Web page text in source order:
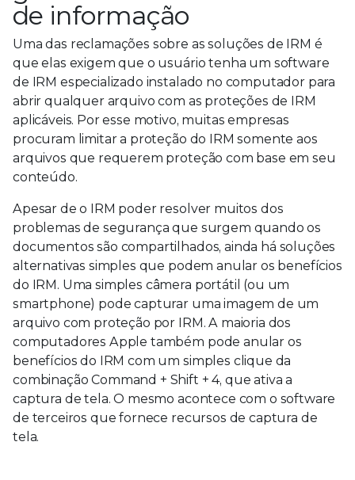
de informação
Uma das reclamações sobre as soluções de IRM é
que elas exigem que o usuário tenha um software
de IRM especializado instalado no computador para
abrir qualquer arquivo com as proteções de IRM
aplicáveis. Por esse motivo, muitas empresas
procuram limitar a proteção do IRM somente aos
arquivos que requerem proteção com base em seu
conteúdo.
Apesar de o IRM poder resolver muitos dos
problemas de segurança que surgem quando os
documentos são compartilhados, ainda há soluções
alternativas simples que podem anular os benefícios
do IRM. Uma simples câmera portátil (ou um
smartphone) pode capturar uma imagem de um
arquivo com proteção por IRM. A maioria dos
computadores Apple também pode anular os
benefícios do IRM com um simples clique da
combinação Command + Shift + 4, que ativa a
captura de tela. O mesmo acontece com o software
de terceiros que fornece recursos de captura de
tela.